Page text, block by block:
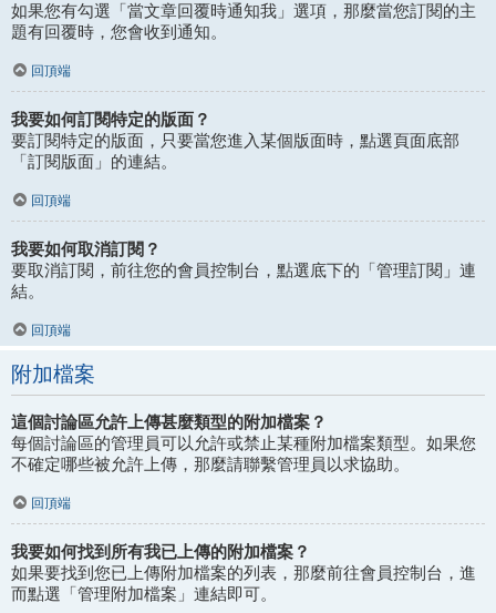
如果您有勾選「當文章回覆時通知我」選項，那麼當您訂閱的主
題有回覆時，您會收到通知。
回頂端
我要如何訂閱特定的版面？
要訂閱特定的版面，只要當您進入某個版面時，點選頁面底部
「訂閱版面」的連結。
回頂端
我要如何取消訂閱？
要取消訂閱，前往您的會員控制台，點選底下的「管理訂閱」連
結。
回頂端
附加檔案
這個討論區允許上傳甚麼類型的附加檔案？
每個討論區的管理員可以允許或禁止某種附加檔案類型。如果您
不確定哪些被允許上傳，那麼請聯繫管理員以求協助。
回頂端
我要如何找到所有我已上傳的附加檔案？
如果要找到您已上傳附加檔案的列表，那麼前往會員控制台，進
而點選「管理附加檔案」連結即可。